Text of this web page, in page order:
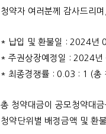
청약자 여러분께 감사드리
* 납입 및 환불일 : 2024년
* 주권상장예정일 : 2024
* 최종경쟁률 : 0.03 : 1 (총
총 청약대금이 공모청약대
청약단위별 배정금액 및 환